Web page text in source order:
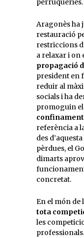
perruqueries.
Aragonès ha
restauració
restriccions
a relaxar i on
propagació
president en
reduir al
socials i ha
promoguin el
referència a
des
pèrdues, el
dimarts
funcionament
concretat.
En el món de
tota
les